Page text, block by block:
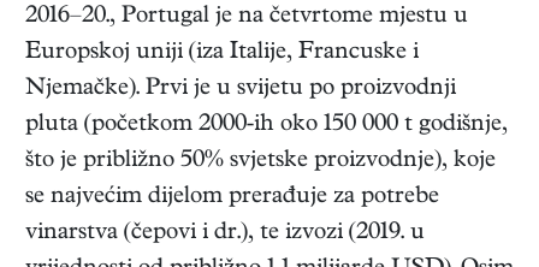
2016–20., Portugal je na četvrtome mjestu u
Europskoj uniji (iza Italije, Francuske i
Njemačke). Prvi je u svijetu po proizvodnji
pluta (početkom 2000-ih oko 150 000 t godišnje,
što je približno 50% svjetske proizvodnje), koje
se najvećim dijelom prerađuje za potrebe
vinarstva (čepovi i dr.), te izvozi (2019. u